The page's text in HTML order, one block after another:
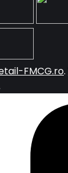
FMCG.ro.